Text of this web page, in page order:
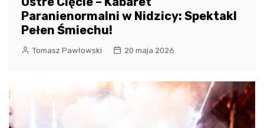
Paranienormalni w Nidzicy: Spektakl
Pełen Śmiechu!
Tomasz Pawłowski 20 maja 2026